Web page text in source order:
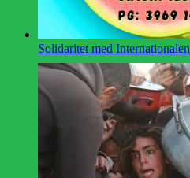
Solidaritet med Internationalen